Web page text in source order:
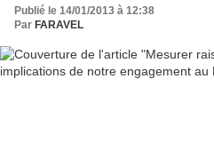
Publié le 14/01/2013 à 12:38
Par FARAVEL